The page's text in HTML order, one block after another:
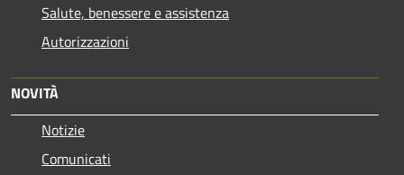
Salute, benessere e assistenza
Autorizzazioni
NOVITÀ
Notizie
Comunicati